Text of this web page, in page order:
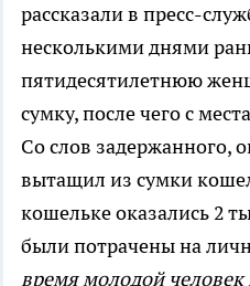
рассказали в пресс-
несколькими днями
пятидесятилетнюю
сумку, после чего с
Со слов задержанного,
вытащил из сумки
кошельке оказались 2
были потрачены на
время молодой человек